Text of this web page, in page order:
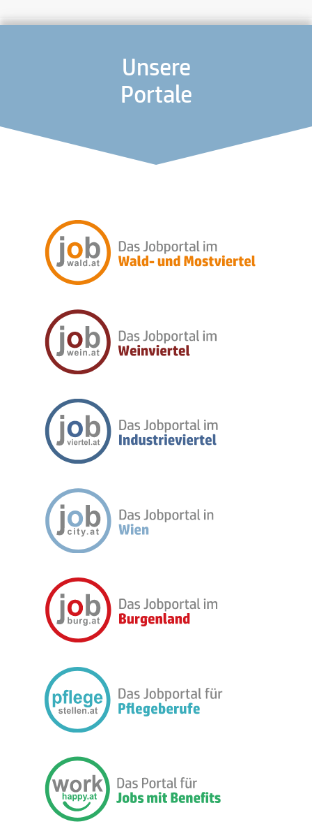
Unsere
Portale